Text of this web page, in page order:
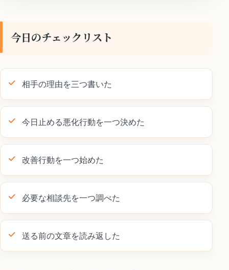
今日のチェックリスト
相手の理由を三つ書いた
今日止める悪化行動を一つ決めた
改善行動を一つ始めた
必要な相談先を一つ調べた
送る前の文章を読み返した